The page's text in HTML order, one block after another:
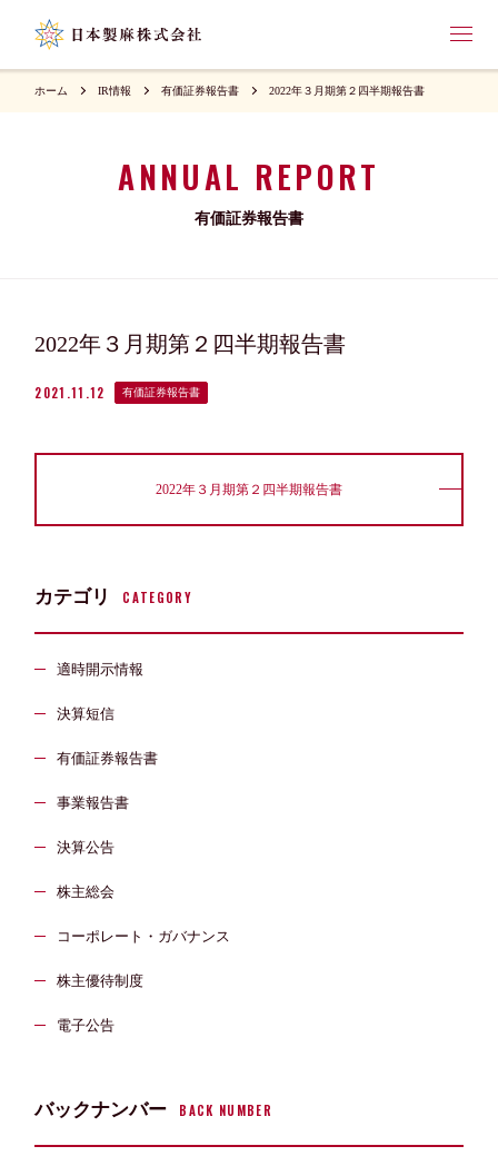
ホーム IR情報 有価証券報告書 2022年３月期第２四半期報告書
ANNUAL REPORT
有価証券報告書
2022年３月期第２四半期報告書
2021.11.12 有価証券報告書
2022年３月期第２四半期報告書
カテゴリ CATEGORY
適時開示情報
決算短信
有価証券報告書
事業報告書
決算公告
株主総会
コーポレート・ガバナンス
株主優待制度
電子公告
バックナンバー BACK NUMBER